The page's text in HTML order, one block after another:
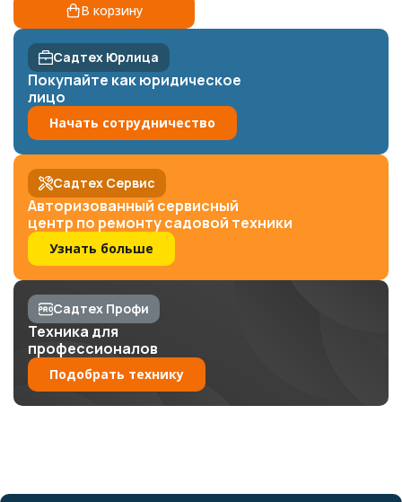
В корзину
Садтех Юрлица
Покупайте как юридическое
лицо
Начать сотрудничество
Садтех Сервис
Авторизованный сервисный
центр по ремонту садовой техники
Узнать больше
Садтех Профи
Техника для
профессионалов
Подобрать технику